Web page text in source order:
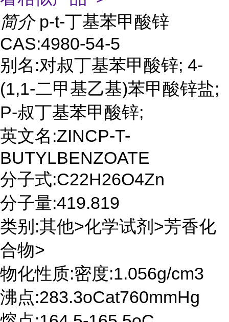
简介 p-t-丁基苯甲酸锌
CAS:4980-54-5
别名:对叔丁基苯甲酸锌; 4-
(1,1-二甲基乙基)苯甲酸锌盐;
P-叔丁基苯甲酸锌;
英文名:ZINCP-T-
BUTYLBENZOATE
分子式:C22H26O4Zn
分子量:419.819
类别:其他>化学试剂>芳香化
合物>
物化性质:密度:1.056g/cm3
沸点:283.3oCat760mmHg